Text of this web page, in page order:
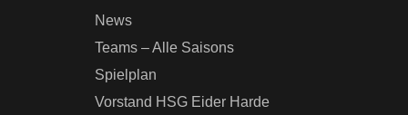
News
Teams – Alle Saisons
Spielplan
Vorstand HSG Eider Harde